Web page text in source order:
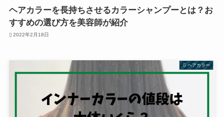
ヘアカラーを長持ちさせるカラーシャンプーとは？お
すすめの選び方を美容師が紹介
2022年2月18日
ヘアカラー